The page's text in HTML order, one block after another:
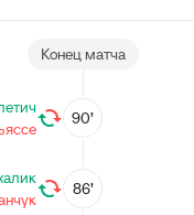
Конец матча
90’
86’